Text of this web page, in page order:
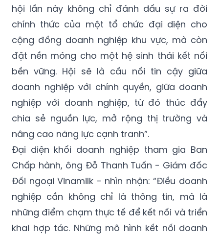
hội lần này không chỉ đánh dấu sự ra đời
chính thức của một tổ chức đại diện cho
cộng đồng doanh nghiệp khu vực, mà còn
đặt nền móng cho một hệ sinh thái kết nối
bền vững. Hội sẽ là cầu nối tin cậy giữa
doanh nghiệp với chính quyền, giữa doanh
nghiệp với doanh nghiệp, từ đó thúc đẩy
chia sẻ nguồn lực, mở rộng thị trường và
nâng cao năng lực cạnh tranh”.
Đại diện khối doanh nghiệp tham gia Ban
Chấp hành, ông Đỗ Thanh Tuấn - Giám đốc
Đối ngoại Vinamilk - nhìn nhận: “Điều doanh
nghiệp cần không chỉ là thông tin, mà là
những điểm chạm thực tế để kết nối và triển
khai hợp tác. Những mô hình kết nối doanh